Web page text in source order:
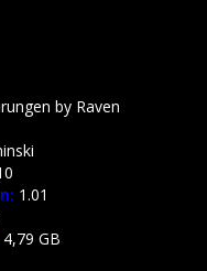
by Raven
1.01
4,79 GB